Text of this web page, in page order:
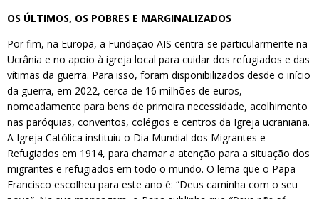
OS ÚLTIMOS, OS POBRES E MARGINALIZADOS
Por fim, na Europa, a Fundação AIS centra-se particularmente na
Ucrânia e no apoio à igreja local para cuidar dos refugiados e das
vítimas da guerra. Para isso, foram disponibilizados desde o início
da guerra, em 2022, cerca de 16 milhões de euros,
nomeadamente para bens de primeira necessidade, acolhimento
nas paróquias, conventos, colégios e centros da Igreja ucraniana.
A Igreja Católica instituiu o Dia Mundial dos Migrantes e
Refugiados em 1914, para chamar a atenção para a situação dos
migrantes e refugiados em todo o mundo. O lema que o Papa
Francisco escolheu para este ano é: “Deus caminha com o seu